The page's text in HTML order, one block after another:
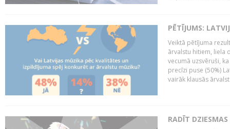
PĒTĪJUMS:
Veiktā pētījuma
ārvalstu hitiem, liela
vecumā uzsvēruši,
precīzi puse (50%)
vairāk klausās
RADĪT